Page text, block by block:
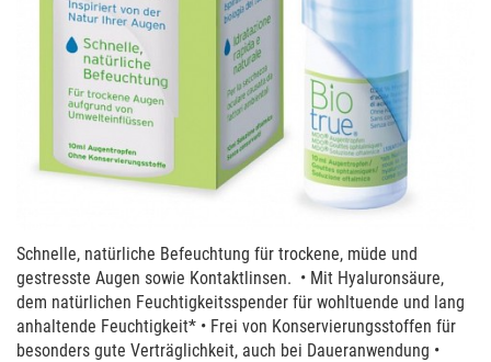
Schnelle, natürliche Befeuchtung für trockene, müde und
gestresste Augen sowie Kontaktlinsen. • Mit Hyaluronsäure,
dem natürlichen Feuchtigkeitsspender für wohltuende und lang
anhaltende Feuchtigkeit* • Frei von Konservierungsstoffen für
besonders gute Verträglichkeit, auch bei Daueranwendung •